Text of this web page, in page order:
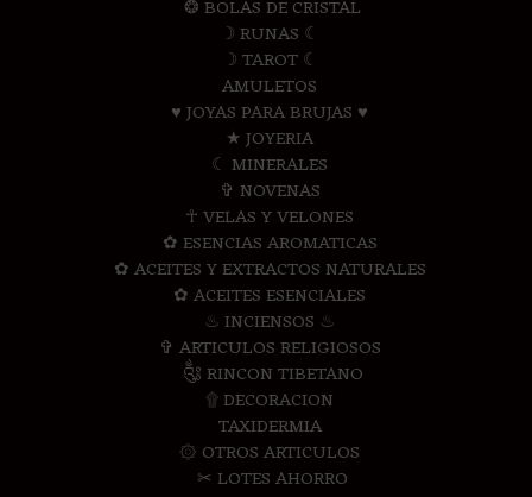
❂ BOLAS DE CRISTAL
☽ RUNAS ☾
☽ TAROT ☾
AMULETOS
♥ JOYAS PARA BRUJAS ♥
★ JOYERIA
☾ MINERALES
✞ NOVENAS
☥ VELAS Y VELONES
✿ ESENCIAS AROMATICAS
✿ ACEITES Y EXTRACTOS NATURALES
✿ ACEITES ESENCIALES
♨ INCIENSOS ♨
✞ ARTICULOS RELIGIOSOS
༃ RINCON TIBETANO
۩ DECORACION
TAXIDERMIA
۞ OTROS ARTICULOS
✂ LOTES AHORRO